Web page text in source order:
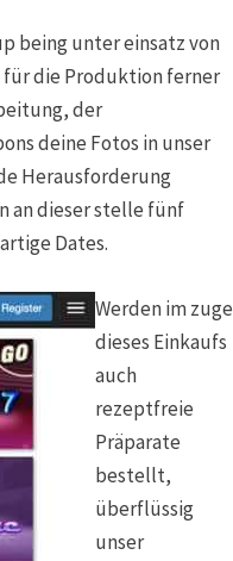
being unter einsatz von
für die Produktion ferner
der
deine Fotos in unser
Herausforderung
an dieser stelle fünf
Dates.
Werden im zuge
dieses Einkaufs
auch
rezeptfreie
Präparate
bestellt,
überflüssig
unser